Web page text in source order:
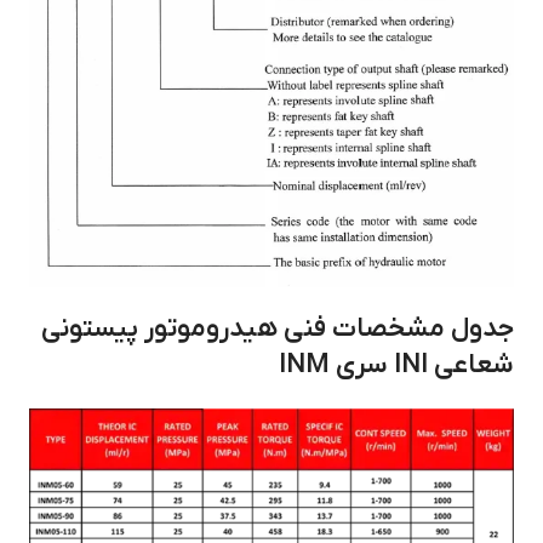
جدول مشخصات فنی هیدروموتور پیستونی
شعاعی INI سری